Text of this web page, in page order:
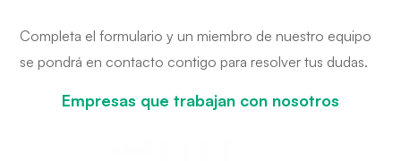
Completa el formulario y un miembro de nuestro equipo
se pondrá en contacto contigo para resolver tus dudas.
Empresas que trabajan con nosotros